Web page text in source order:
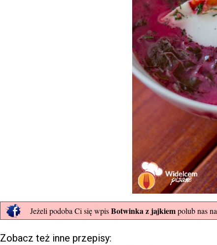
Jeżeli podoba Ci się wpisBotwinka z jajkiempolub nas na
Zobacz też inne przepisy: